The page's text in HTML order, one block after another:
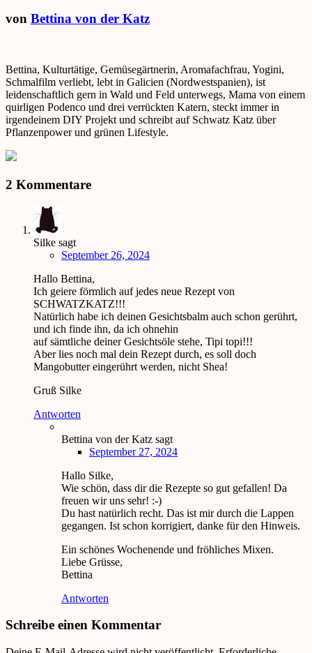
von Bettina von der Katz
Bettina, Kulturtätige, Gemüsegärtnerin, Aromafachfrau, Yogini,
Schmalfilm verliebt, lebt in Galicien (Nordwestspanien), ist
leidenschaftlich gern in Wald und Feld unterwegs, Mama von einem
quirligen Podenco und drei verrückten Katern, steckt immer in
irgendeinem DIY Projekt und schreibt auf Schwatz Katz über
Pflanzenpower und grünen Lifestyle.
2 Kommentare
Silke sagt
September 26, 2024
Hallo Bettina,
Ich geiere förmlich auf jedes neue Rezept von
SCHWATZKATZ!!!
Natürlich habe ich deinen Gesichtsbalm auch schon gerührt,
und ich finde ihn, da ich ohnehin
auf sämtliche deiner Gesichtsöle stehe, Tipi topi!!!
Aber lies noch mal dein Rezept durch, es soll doch
Mangobutter eingerührt werden, nicht Shea!
Gruß Silke
Antworten
Bettina von der Katz sagt
September 27, 2024
Hallo Silke,
Wie schön, dass dir die Rezepte so gut gefallen! Da
freuen wir uns sehr! :-)
Du hast natürlich recht. Das ist mir durch die Lappen
gegangen. Ist schon korrigiert, danke für den Hinweis.
Ein schönes Wochenende und fröhliches Mixen.
Liebe Grüsse,
Bettina
Antworten
Schreibe einen Kommentar